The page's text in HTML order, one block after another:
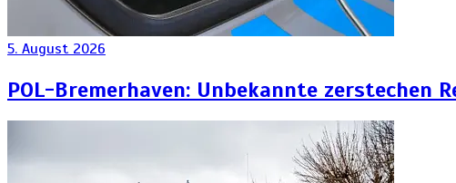
5. August 2026
POL-Bremerhaven: Unbekannte zerstechen